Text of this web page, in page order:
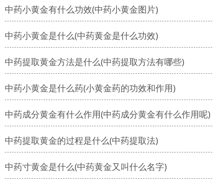
中药小黄金有什么功效(中药小黄金图片)
中药小黄金是什么(中药黄金是什么功效)
中药提取黄金方法是什么(中药提取方法有哪些)
中药小黄金是什么药(小黄金药的功效和作用)
中药成分黄金有什么作用(中药成分黄金有什么作用呢)
中药提取黄金的过程是什么(中药提取法)
中药寸黄金是什么(中药黄金又叫什么名字)